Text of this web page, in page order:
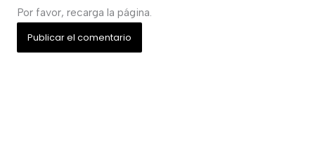
Por favor, recarga la página.